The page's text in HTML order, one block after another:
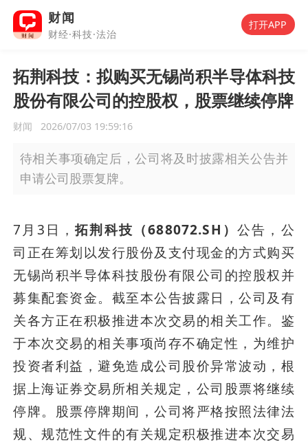
财闻
财经·科技·法治
打开APP
拓荆科技：拟购买无锡尚积半导体科技
股份有限公司的控股权，股票继续停牌
财闻 2026/07/03 19:59:16
待相关事项确定后，公司将及时披露相关公告并
申请公司股票复牌。
7月3日，拓荆科技（688072.SH）公告，公
司正在筹划以发行股份及支付现金的方式购买
无锡尚积半导体科技股份有限公司的控股权并
募集配套资金。截至本公告披露日，公司及有
关各方正在积极推进本次交易的相关工作。鉴
于本次交易的相关事项尚存不确定性，为维护
投资者利益，避免造成公司股价异常波动，根
据上海证券交易所相关规定，公司股票将继续
停牌。股票停牌期间，公司将严格按照法律法
规、规范性文件的有关规定积极推进本次交易